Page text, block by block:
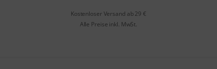
Kostenloser Versand ab 29 €
Alle Preise inkl. MwSt.